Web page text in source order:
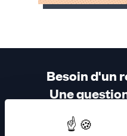
Éléments
accessibles
Besoin d'un
Une